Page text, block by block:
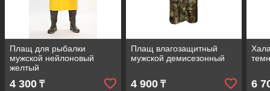
Плащ для рыбалки
мужской нейлоновый
желтый
4 300 ₸
Плащ влагозащитный
мужской демисезонный
4 900₸ 6